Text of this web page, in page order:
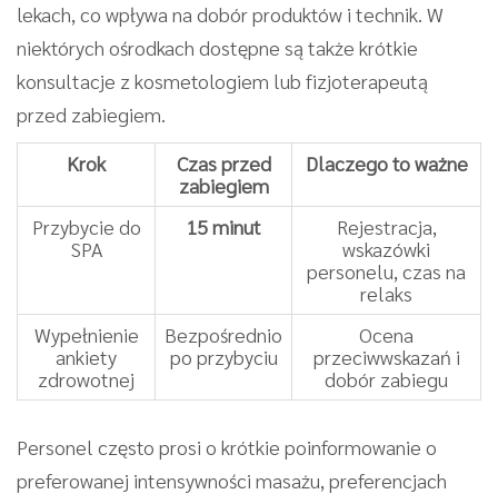
lekach, co wpływa na dobór produktów i technik. W
niektórych ośrodkach dostępne są także krótkie
konsultacje z kosmetologiem lub fizjoterapeutą
przed zabiegiem.
Krok
Czas przed
zabiegiem
Dlaczego to ważne
Przybycie do
SPA
15 minut
Rejestracja,
wskazówki
personelu, czas na
relaks
Wypełnienie
ankiety
zdrowotnej
Bezpośrednio
po przybyciu
Ocena
przeciwwskazań i
dobór zabiegu
Personel często prosi o krótkie poinformowanie o
preferowanej intensywności masażu, preferencjach